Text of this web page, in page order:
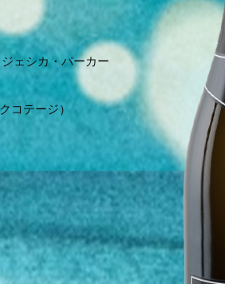
ェシカ・パーカー
コテージ）